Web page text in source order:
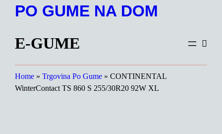
PreskočiPO GUME NA DOM
E-GUME
Home » Trgovina Po Gume » CONTINENTAL
WinterContact TS 860 S 255/30R20 92W XL